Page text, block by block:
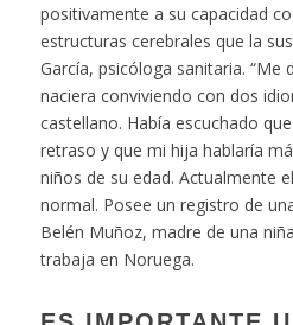
positivamente a su capacidad
estructuras cerebrales que la
García, psicóloga sanitaria. “Me
naciera conviviendo con dos
castellano. Había escuchado
retraso y que mi hija hablaría
niños de su edad. Actualmente
normal. Posee un registro de
Belén Muñoz, madre de una
trabaja en Noruega.